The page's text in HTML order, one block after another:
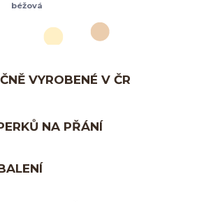
béžová
VYROBENÉ V ČR
NA PŘÁNÍ